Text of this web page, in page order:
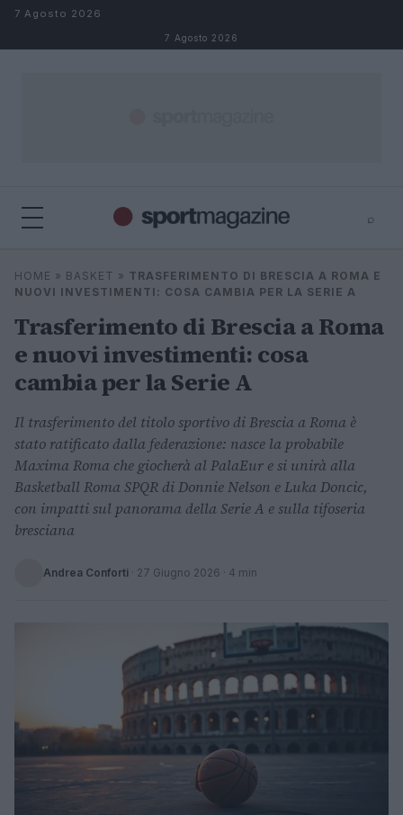
Salta al contenuto
7 Agosto 2026
7 Agosto 2026
⌕
Cerca
⌕ ×
HOME » BASKET » TRASFERIMENTO DI BRESCIA A ROMA E
NUOVI INVESTIMENTI: COSA CAMBIA PER LA SERIE A
Trasferimento di Brescia a Roma
e nuovi investimenti: cosa
cambia per la Serie A
Il trasferimento del titolo sportivo di Brescia a Roma è
stato ratificato dalla federazione: nasce la probabile
Maxima Roma che giocherà al PalaEur e si unirà alla
Basketball Roma SPQR di Donnie Nelson e Luka Doncic,
con impatti sul panorama della Serie A e sulla tifoseria
bresciana
Andrea Conforti · 27 Giugno 2026 · 4 min